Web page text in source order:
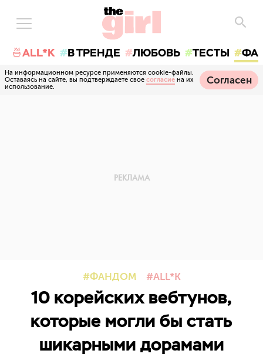
🍜ALL*K В ТРЕНДЕ ЛЮБОВЬ ТЕСТЫ
На информационном ресурсе применяются cookie-файлы.
Оставаясь на сайте, вы подтверждаете свое согласие на их
использование.
Согласен
ФАНДОМ ALL*K
10 корейских вебтунов,
которые могли бы стать
шикарными дорамами